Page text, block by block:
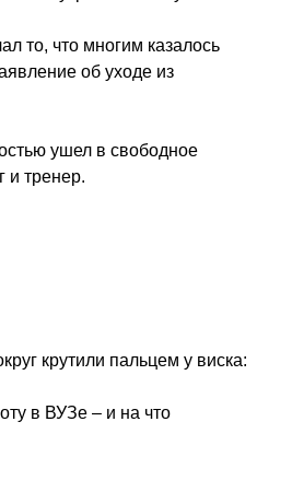
то, что многим казалось
об уходе из
ушел в свободное
и тренер.
крутили пальцем у виска:
в ВУЗе – и на что